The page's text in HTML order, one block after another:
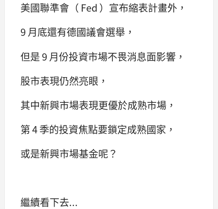
美國聯準會（ Fed ）宣布縮表計畫外，
9 月底還有德國議會選舉，
但是 9 月份投資市場不畏消息面影響，
股市表現仍然亮眼，
其中新興市場表現更優於成熟市場，
第 4 季的投資焦點要鎖定成熟國家，
或是新興市場基金呢？
繼續看下去...